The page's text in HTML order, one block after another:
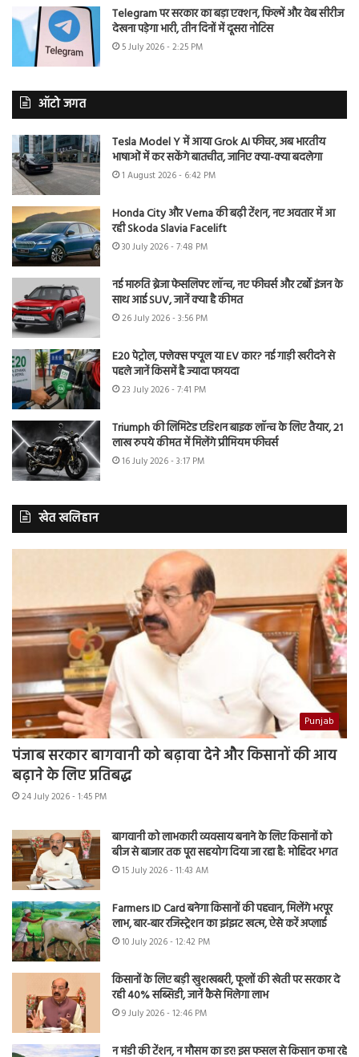
Telegram पर सरकार का बड़ा एक्शन, फिल्में और वेब सीरीज
देखना पड़ेगा भारी, तीन दिनों में दूसरा नोटिस
5 July 2026 - 2:25 PM
ऑटो जगत
Tesla Model Y में आया Grok AI फीचर, अब भारतीय
भाषाओं में कर सकेंगे बातचीत, जानिए क्या-क्या बदलेगा
1 August 2026 - 6:42 PM
Honda City और Verna की बढ़ी टेंशन, नए अवतार में आ
रही Skoda Slavia Facelift
30 July 2026 - 7:48 PM
नई मारुति ब्रेजा फेसलिफ्ट लॉन्च, नए फीचर्स और टर्बो इंजन के
साथ आई SUV, जानें क्या है कीमत
26 July 2026 - 3:56 PM
E20 पेट्रोल, फ्लेक्स फ्यूल या EV कार? नई गाड़ी खरीदने से
पहले जानें किसमें है ज्यादा फायदा
23 July 2026 - 7:41 PM
Triumph की लिमिटेड एडिशन बाइक लॉन्च के लिए तैयार, 21
लाख रुपये कीमत में मिलेंगे प्रीमियम फीचर्स
16 July 2026 - 3:17 PM
खेत खलिहान
Punjab
पंजाब सरकार बागवानी को बढ़ावा देने और किसानों की आय
बढ़ाने के लिए प्रतिबद्ध
24 July 2026 - 1:45 PM
बागवानी को लाभकारी व्यवसाय बनाने के लिए किसानों को
बीज से बाजार तक पूरा सहयोग दिया जा रहा है: मोहिंदर भगत
15 July 2026 - 11:43 AM
Farmers ID Card बनेगा किसानों की पहचान, मिलेंगे भरपूर
लाभ, बार-बार रजिस्ट्रेशन का झंझट खत्म, ऐसे करें अप्लाई
10 July 2026 - 12:42 PM
किसानों के लिए बड़ी खुशखबरी, फूलों की खेती पर सरकार दे
रही 40% सब्सिडी, जानें कैसे मिलेगा लाभ
9 July 2026 - 12:46 PM
न मंडी की टेंशन, न मौसम का डर! इस फसल से किसान कमा रहे